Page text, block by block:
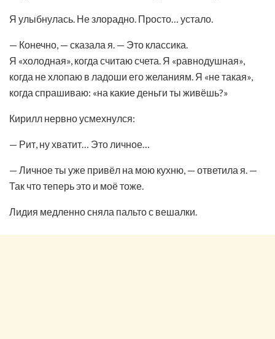
Я улыбнулась. Не злорадно. Просто… устало.
— Конечно, — сказала я. — Это классика.
Я «холодная», когда считаю счета. Я «равнодушная»,
когда не хлопаю в ладоши его желаниям. Я «не такая»,
когда спрашиваю: «на какие деньги ты живёшь?»
Кирилл нервно усмехнулся:
— Рит, ну хватит… Это личное…
— Личное ты уже привёл на мою кухню, — ответила я. —
Так что теперь это и моё тоже.
Лидия медленно сняла пальто с вешалки.